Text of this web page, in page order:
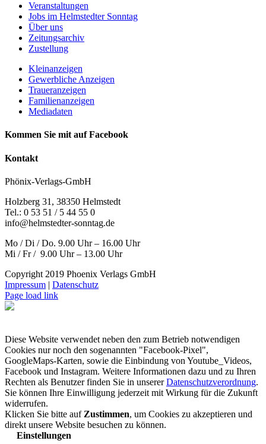
Veranstaltungen
Jobs im Helmstedter Sonntag
Über uns
Zeitungsarchiv
Zustellung
Kleinanzeigen
Gewerbliche Anzeigen
Traueranzeigen
Familienanzeigen
Mediadaten
Kommen Sie mit auf Facebook
Kontakt
Phönix-Verlags-GmbH
Holzberg 31, 38350 Helmstedt
Tel.: 0 53 51 / 5 44 55 0
info@helmstedter-sonntag.de
Mo / Di / Do. 9.00 Uhr – 16.00 Uhr
Mi / Fr / 9.00 Uhr – 13.00 Uhr
Copyright 2019 Phoenix Verlags GmbH
Impressum | Datenschutz
Page load link
Diese Website verwendet neben den zum Betrieb notwendigen
Cookies nur noch den sogenannten "Facebook-Pixel",
GoogleMaps-Karten, sowie die Einbindung von Youtube_Videos,
Facebook und Instagram. Weitere Informationen dazu und zu Ihren
Rechten als Benutzer finden Sie in unsererDatenschutzverordnung.
Sie können Ihre Einwilligung jederzeit mit Wirkung für die Zukunft
widerrufen.
Klicken Sie bitte auf Zustimmen, um Cookies zu akzeptieren und
direkt unsere Website besuchen zu können.
Einstellungen